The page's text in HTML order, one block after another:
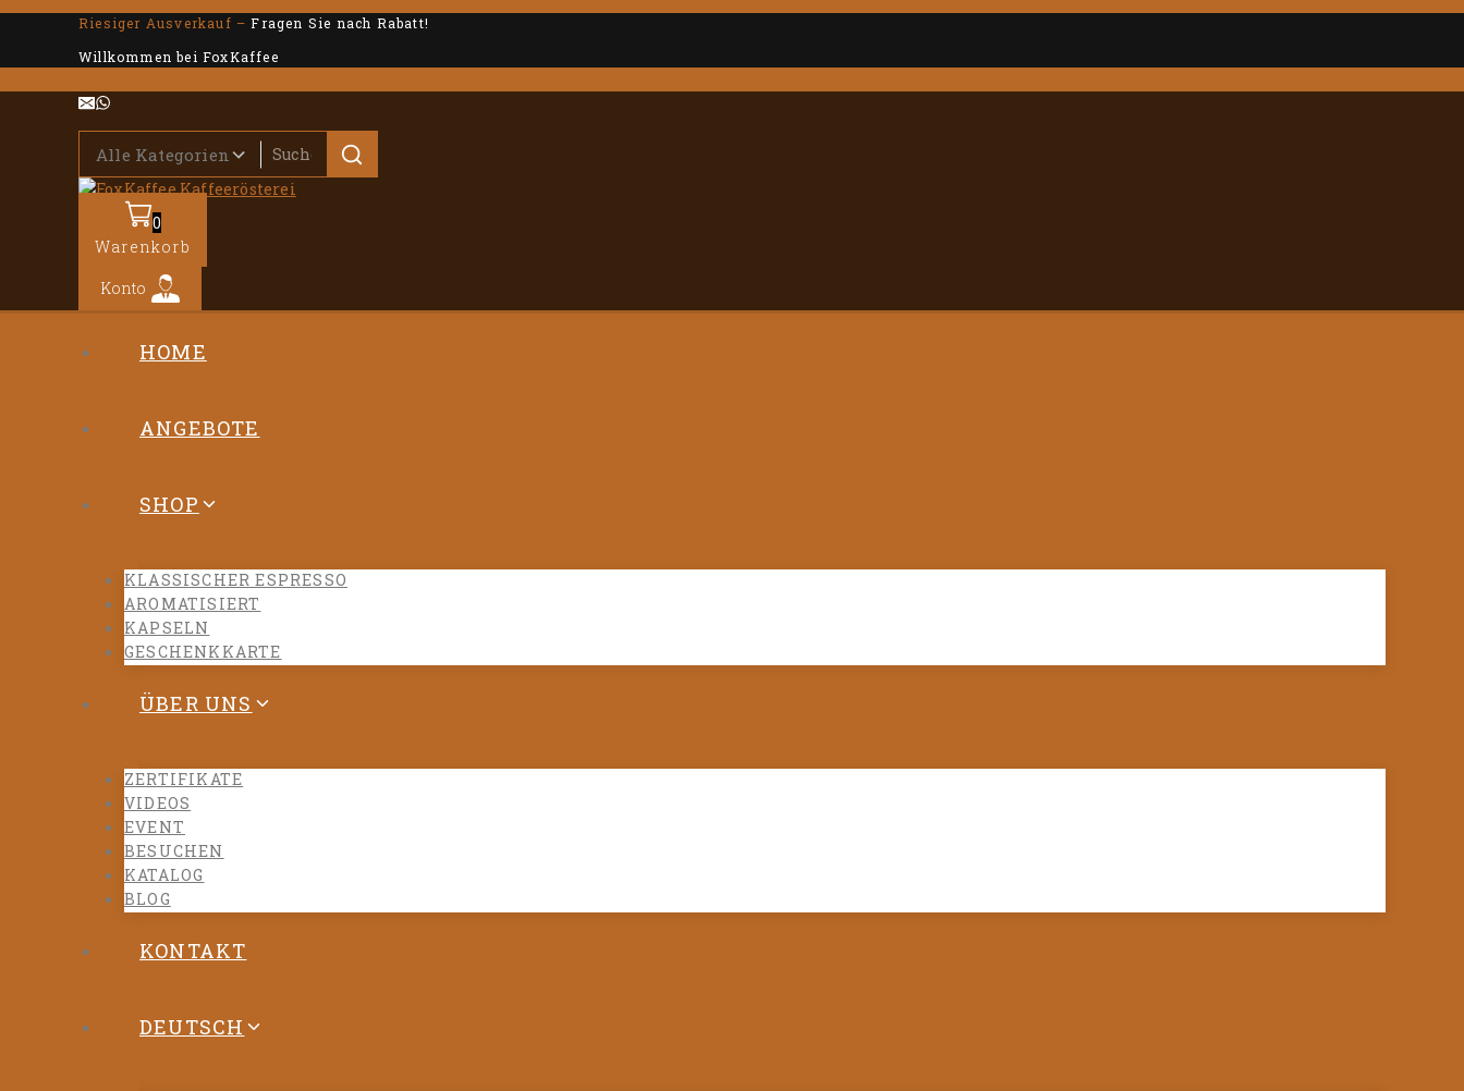
Riesiger Ausverkauf –Fragen Sie nach Rabatt!
Willkommen bei FoxKaffee
0
Warenkorb
Konto
HOME
ANGEBOTE
SHOP
KLASSISCHER ESPRESSO
AROMATISIERT
KAPSELN
GESCHENKKARTE
ÜBER UNS
ZERTIFIKATE
VIDEOS
EVENT
BESUCHEN
KATALOG
BLOG
KONTAKT
DEUTSCH